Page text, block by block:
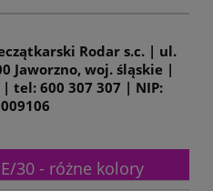
Rodar s.c. | ul.
Jaworzno, woj. śląskie |
tel: 600 307 307 | NIP:
30 - różne kolory